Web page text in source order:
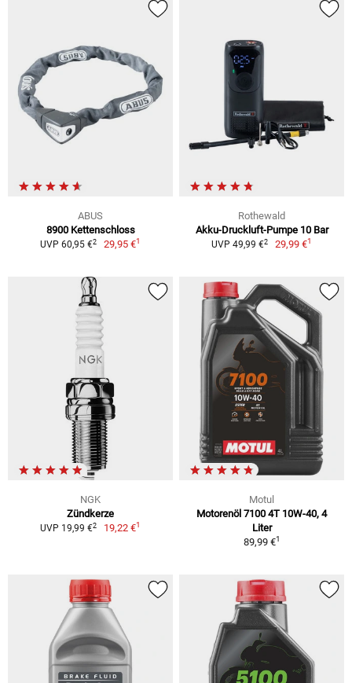
ABUS
8900 Kettenschloss
UVP 60,95 €2 29,95 €1
Rothewald
Akku-Druckluft-Pumpe 10 Bar
UVP 49,99 €2 29,99 €1
NGK
Zündkerze
UVP 19,99 €2 19,22 €1
Motul
Motorenöl 7100 4T 10W-40, 4
Liter
89,99 €1